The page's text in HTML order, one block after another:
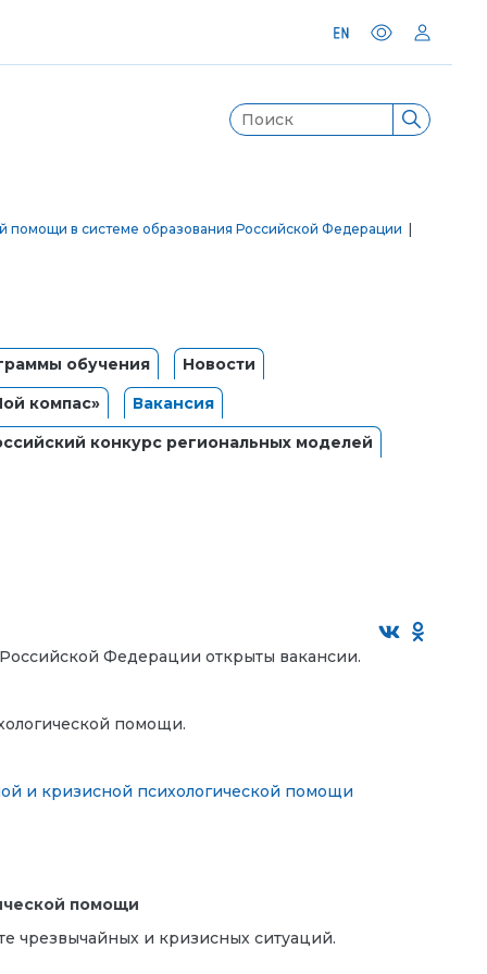
помощи в системе образования Российской Федерации
обучения
Новости
компас»
Вакансия
конкурс региональных моделей
Федерации открыты вакансии.
помощи.
и кризисной психологической помощи
помощи
чрезвычайных и кризисных ситуаций.